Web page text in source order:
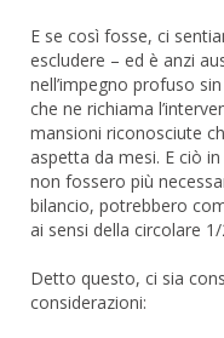
E se così fosse, ci
escludere – ed è anzi
nell’impegno profuso
che ne richiama
mansioni riconosciute
aspetta da mesi. E ciò
non fossero più
bilancio, potrebbero
ai sensi della circolare 1/
Detto questo, ci sia
considerazioni: